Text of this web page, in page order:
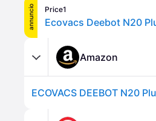
annuncio Price1
Amazon